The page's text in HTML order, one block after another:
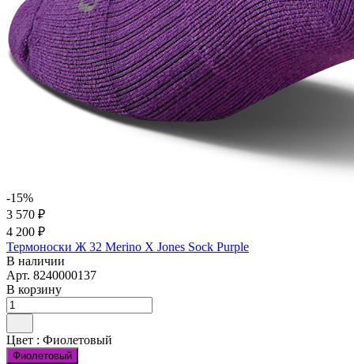
-15%
3 570 ₽
4 200 ₽
Термоноски Ж 32 Merino X Jones Sock Purple
В наличии
Арт. 8240000137
В корзину
Цвет : Фиолетовый
Фиолетовый